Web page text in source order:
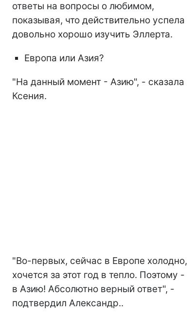
ответы на вопросы о любимом,
показывая, что действительно успела
довольно хорошо изучить Эллерта.
Европа или Азия?
"На данный момент - Азию", - сказала
Ксения.
"Во-первых, сейчас в Европе холодно,
хочется за этот год в тепло. Поэтому -
в Азию! Абсолютно верный ответ", -
подтвердил Александр..